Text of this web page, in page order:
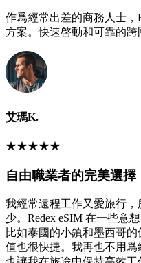
作爲經常出差的商務人士，
方案。快速啓動和可靠的跨
艾瑪K.
★★★★★
自由職業者的完美選擇
我經常遠程工作又愛旅行
少。Redex eSIM 在一些意
比如泰國的小鎮和墨西哥
值也很快捷。我再也不用